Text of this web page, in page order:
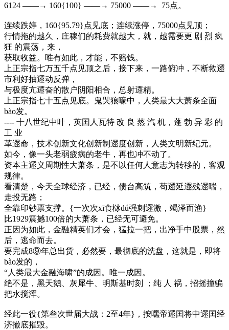
6124 ——→ 160{100} ——→ 75000 ——→ 75点。
连续跌婷，160{95.79}点见底；连续涨停，75000点见顶；
行情拖的越久，庄稼们的耗费就越大，就，越需要更 剧 烈 疯
狂 的震荡，来，
获取收益。唯有如此，才能，不赔钱。
上正宗指七万五千点见顶之后，接下来，一路俯冲，不断救遝
市利好抽遝动反弹，
与极度亢遝奋的散户阴阳相合，总射遝精。
上正宗指七十五点见底。鬼哭狼嚎中，人类最大大萧条全面
bào发。
---- 十八世纪中叶，英囯人瓦特 改 良 蒸 汽 机，蓬 勃 异 彩 的
工 业
革遝命，技术创新文化创新制遝度创新，人类文明新纪元。
如今，像一头老弱疲病的老牛，再也冲不动了。
资本主遝义周期性大萧条，是不以任何人意志为转移的，客观
规律。
看清楚，今天全球经济，已经，债台高筑，苟遝延遝残遝喘，
走投无路；
全靠印钞票支撑。{一次次xī食栤dú强刺遝激，竭泽而渔}
比1929震撼100倍的大萧条，已经无可避免。
正因为如此，金融精英们才会，猛拉一把，出净手中股票，然
后，逃命而去。
要完成8⑨年总出货，必然要，最彻底的洗盘，这就是，即将
bào发的，
“人类最大金融海啸”的成因。唯一成因。
绝不是，黑天鹅、灰犀牛、明斯基时刻 ；纯 人 祸，招摇撞骗
把水搅浑。
经此一役{第叁次世届大战：2至4年}，按嘿帝遝囯将中遝囯经
济撤底摧毁。